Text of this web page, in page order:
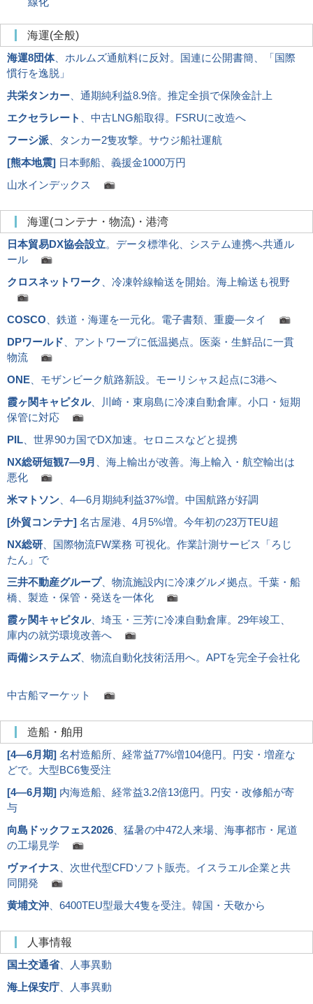
海運(全般)
海運8団体、ホルムズ通航料に反対。国連に公開書簡、「国際
慣行を逸脱」
共栄タンカー 、通期純利益8.9倍。推定全損で保険金計上
エクセラレート
、中古LNG船取得。FSRUに改造へ
フーシ派 、タンカー2隻攻撃。サウジ船社運航
[熊本地震] 日本郵船、義援金1000万円
山水インデックス
海運(コンテナ・物流)・港湾
日本貿易DX協会設立。データ標準化、システム連携へ共通ル
ール
クロスネットワーク
、冷凍幹線輸送を開始。海上輸送も視野
COSCO 、鉄道・海運を一元化。電子書類、重慶―タイ
DPワールド 、アントワープに低温拠点。医薬・生鮮品に一貫
物流
ONE 、モザンビーク航路新設。モーリシャス起点に3港へ
霞ヶ関キャピタル、川崎・東扇島に冷凍自動倉庫。小口・短期
保管に対応
PIL 、世界90カ国でDX加速。セロニスなどと提携
NX総研短観7―9月
、海上輸出が改善。海上輸入・航空輸出は
悪化
米マトソン 、4―6月期純利益37%増。中国航路が好調
[外貿コンテナ] 名古屋港、4月5%増。今年初の23万TEU超
NX総研 、国際物流FW業務 可視化。作業計測サービス「ろじ
たん」で
三井不動産グループ、物流施設内に冷凍グルメ拠点。千葉・船
橋、製造・保管・発送を一体化
霞ヶ関キャピタル、埼玉・三芳に冷凍自動倉庫。29年竣工、
庫内の就労環境改善へ
両備システムズ、物流自動化技術活用へ。APTを完全子会社化
中古船マーケット
造船・舶用
[4―6月期] 名村造船所、経常益77%増104億円。円安・増産な
どで。大型BC6隻受注
[4―6月期] 内海造船、経常益3.2倍13億円。円安・改修船が寄
与
向島ドックフェス2026 、猛暑の中472人来場、海事都市・尾道
の工場見学
ヴァイナス 、次世代型CFDソフト販売。イスラエル企業と共
同開発
黄埔文沖 、6400TEU型最大4隻を受注。韓国・天敬から
人事情報
国土交通省、人事異動
海上保安庁 、人事異動